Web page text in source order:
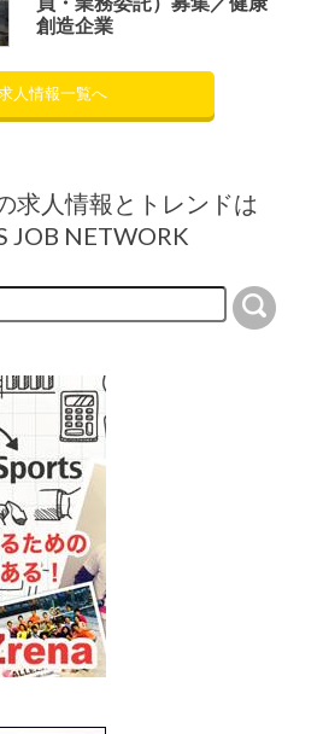
創造企業
人情報一覧へ
求人情報とトレンドは
JOB NETWORK